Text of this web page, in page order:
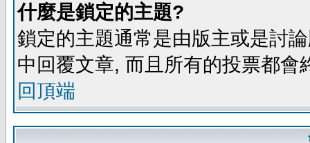
什麼是鎖定的主題?
鎖定的主題通常是由版主或是討
中回覆文章, 而且所有的投票都
回頂端